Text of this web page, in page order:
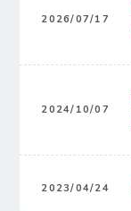
2026/07/17
2024/10/07
2023/04/24